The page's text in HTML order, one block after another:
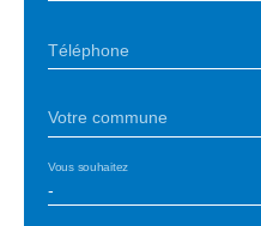
Téléphone
Votre commune
-
Vous souhaitez